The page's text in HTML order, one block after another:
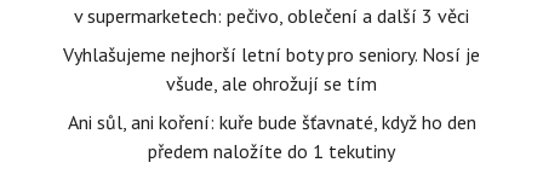
v supermarketech: pečivo, oblečení a další 3 věci
Vyhlašujeme nejhorší letní boty pro seniory. Nosí je
všude, ale ohrožují se tím
Ani sůl, ani koření: kuře bude šťavnaté, když ho den
předem naložíte do 1 tekutiny